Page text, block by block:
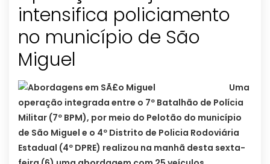
intensifica policiamento
no município de São
Uma
operação integrada entre o 7º Batalhão de Polícia
Militar (7º BPM), por meio do Pelotão do município
de São Miguel e o 4º Distrito de Policia Rodoviária
Estadual (4º DPRE) realizou na manhã desta sexta-